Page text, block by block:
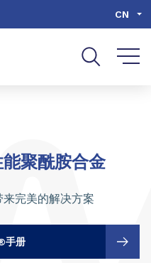
CN
聚酰胺合金
完美的解决方案
手册